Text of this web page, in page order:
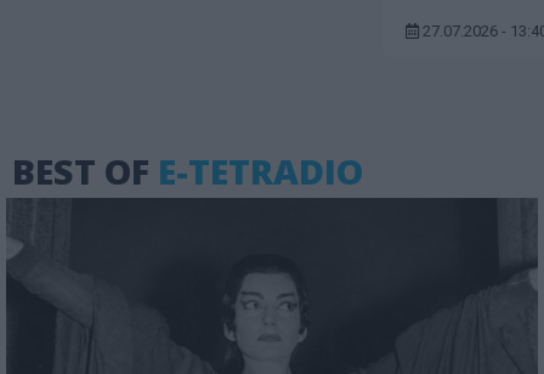
27.07.2026 -
BEST OF E-TETRADIO